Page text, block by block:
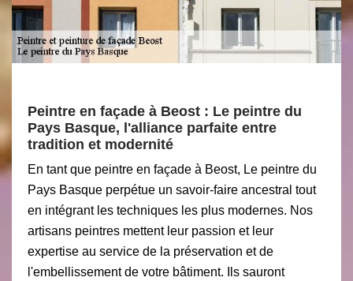
Peintre en façade à Beost : Le peintre du
Pays Basque, l'alliance parfaite entre
tradition et modernité
En tant que peintre en façade à Beost, Le peintre du
Pays Basque perpétue un savoir-faire ancestral tout
en intégrant les techniques les plus modernes. Nos
artisans peintres mettent leur passion et leur
expertise au service de la préservation et de
l'embellissement de votre bâtiment. Ils sauront